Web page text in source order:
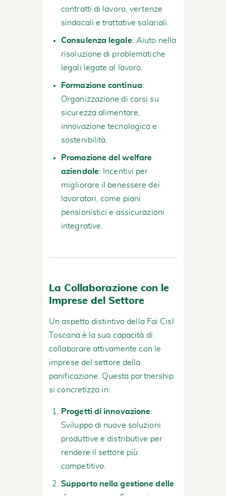
contratti di lavoro, vertenze
sindacali e trattative salariali.
Consulenza legale: Aiuto nella
risoluzione di problematiche
legali legate al lavoro.
Formazione continua:
Organizzazione di corsi su
sicurezza alimentare,
innovazione tecnologica e
sostenibilità.
Promozione del welfare
aziendale: Incentivi per
migliorare il benessere dei
lavoratori, come piani
pensionistici e assicurazioni
integrative.
La Collaborazione con le
Imprese del Settore
Un aspetto distintivo della Fai Cisl
Toscana è la sua capacità di
collaborare attivamente con le
imprese del settore della
panificazione. Questa partnership
si concretizza in:
Progetti di innovazione:
Sviluppo di nuove soluzioni
produttive e distributive per
rendere il settore più
competitivo.
Supporto nella gestione delle